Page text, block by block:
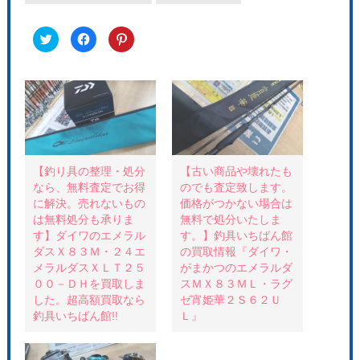
ク
リ
て
T
w
i
t
t
e
r
共
有
(
新
し
い
ウ
ィ
ン
ド
ウ
開
き
ま
す
)
F
a
o
o
で
共
有
す
る
は
ク
リ
ッ
ク
し
て
く
だ
さ
い
(
新
し
い
ウ
ィ
ド
ウ
ク
リ
て
n
r
e
t
で
共
有
(
新
し
い
ウ
ィ
ン
ウ
で
開
)
【釣り具の整理・処分
なら、無料査定でお得
に解決。売れないもの
は無料処分も承りま
す】ダイワのエメラル
ダスＸ８３Ｍ・２４エ
メラルダスＸＬＴ２５
００－ＤＨを買取しま
した。超高額買取なら
釣具いちばん館!!
【古い商品や壊れたも
のでも査定致します。
価格がつかない場合は
無料で処分いたしま
す。】釣具いちばん館
の買取情報『ダイワ・
がまかつのエメラルダ
スＭＸ８３ＭＬ・ラグ
ゼ宵姫華２Ｓ６２Ｕ
Ｌ』